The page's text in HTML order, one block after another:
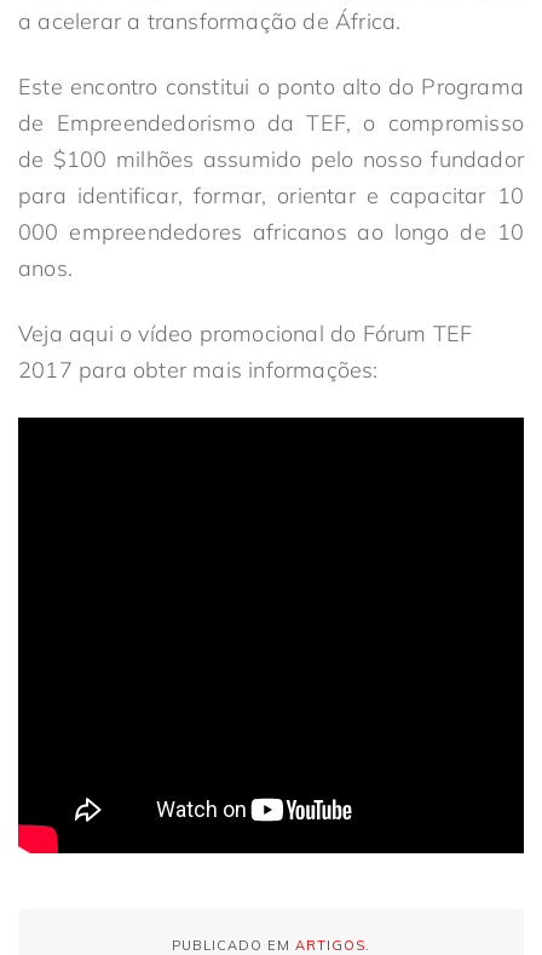
a acelerar a transformação de África.
Este encontro constitui o ponto alto do Programa
de Empreendedorismo da TEF, o compromisso
de $100 milhões assumido pelo nosso fundador
para identificar, formar, orientar e capacitar 10
000 empreendedores africanos ao longo de 10
anos.
Veja aqui o vídeo promocional do Fórum TEF
2017 para obter mais informações:
PUBLICADO EM ARTIGOS.